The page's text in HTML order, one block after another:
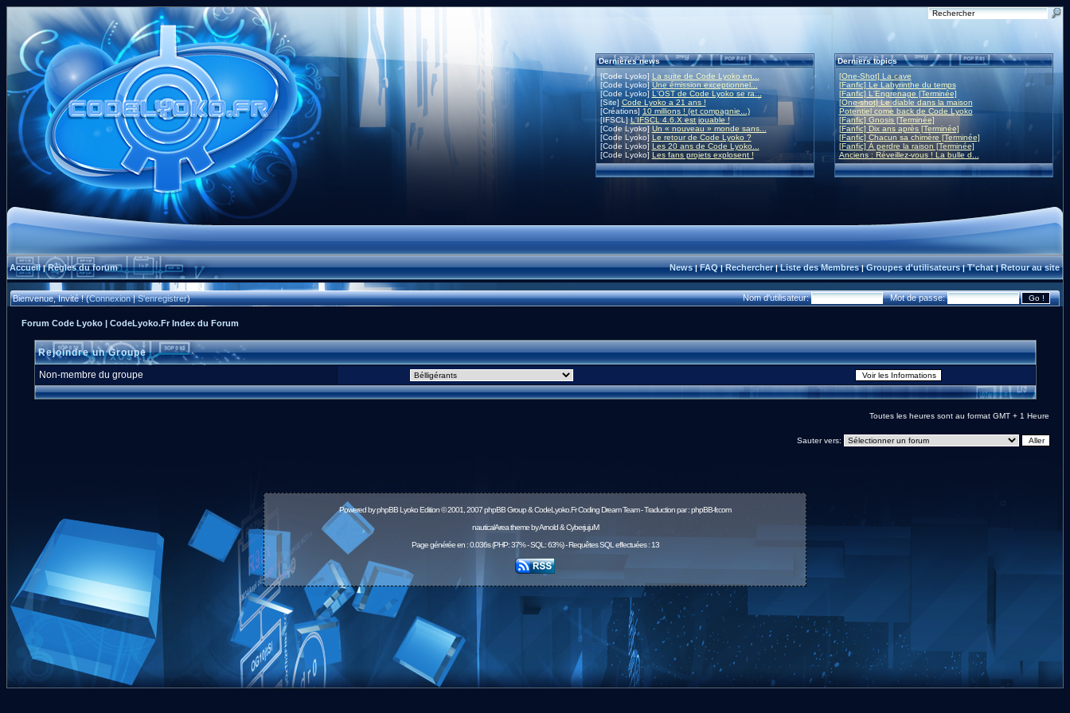
Dernières news
[Code Lyoko] La suite de Code Lyoko en...
[Code Lyoko]Une émission exceptionnel...
[Code Lyoko] L'OST de Code Lyoko se ra...
[Site] Code Lyoko a 21 ans !
[Créations] 10 millions ! (et compagnie...)
[IFSCL]L'IFSCL 4.6.X est jouable !
[Code Lyoko] Un « nouveau » monde sans...
[Code Lyoko] Le retour de Code Lyoko ?
[Code Lyoko] Les 20 ans de Code Lyoko...
[Code Lyoko] Les fans projets explosent !
Derniers topics
[One-Shot] La cave
[Fanfic] Le Labyrinthe du temps
[Fanfic] L'Engrenage [Terminée]
[One-shot] Le diable dans la maison
Potentiel come back de Code Lyoko
[Fanfic] Gnosis [Terminée]
[Fanfic] Dix ans après [Terminée]
[Fanfic] Chacun sa chimère [Terminée]
[Fanfic] À perdre la raison [Terminée]
Anciens : Réveillez-vous ! La bulle d...
Accueil|Règles du forum News|FAQ|Rechercher|Liste des Membres|Groupes d'utilisateurs|T'chat|Retour au site
Bienvenue, Invité ! (Connexion|S'enregistrer) Nom d'utilisateur: Mot de passe:
Forum Code Lyoko | CodeLyoko.Fr Index du Forum
Rejoindre un Groupe
Non-membre du groupe
Toutes les heures sont au format GMT + 1 Heure
Sauter vers:
Powered byphpBBLyoko Edition © 2001, 2007 phpBB Group & CodeLyoko.Fr Coding Dream Team - Traduction par :phpBB-fr.com
nauticalArea theme by Arnold & CyberjujuM
Page générée en : 0.036s (PHP: 37% - SQL: 63%) - Requêtes SQL effectuées : 13